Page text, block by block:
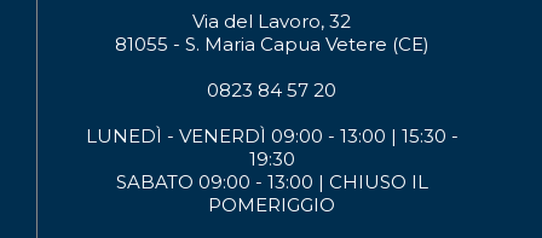
Via del Lavoro, 32
81055 - S. Maria Capua Vetere (CE)
0823 84 57 20
LUNEDÌ - VENERDÌ 09:00 - 13:00 | 15:30 -
19:30
SABATO 09:00 - 13:00 | CHIUSO IL
POMERIGGIO